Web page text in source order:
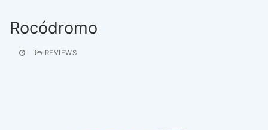
Rocódromo
REVIEWS